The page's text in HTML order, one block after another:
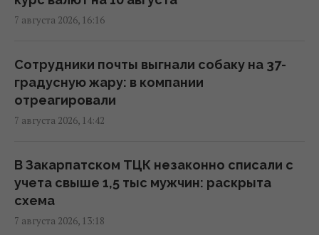
складов Wildberries больно бьет по РФ, -
В уголовном деле рынка "Столичный"
материалами стали сообщения о
В июне – 30 бомб, в июле – более 50: в ОВА
заявили об усилении авиаударов по Сумам
7 августа 2026, 16:16
Сотрудники почты выгнали собаку на 37-
градусную жару: в компании
отреагировали
7 августа 2026, 14:42
В Закарпатском ТЦК незаконно списали с
учета свыше 1,5 тыс мужчин: раскрыта
схема
7 августа 2026, 13:18